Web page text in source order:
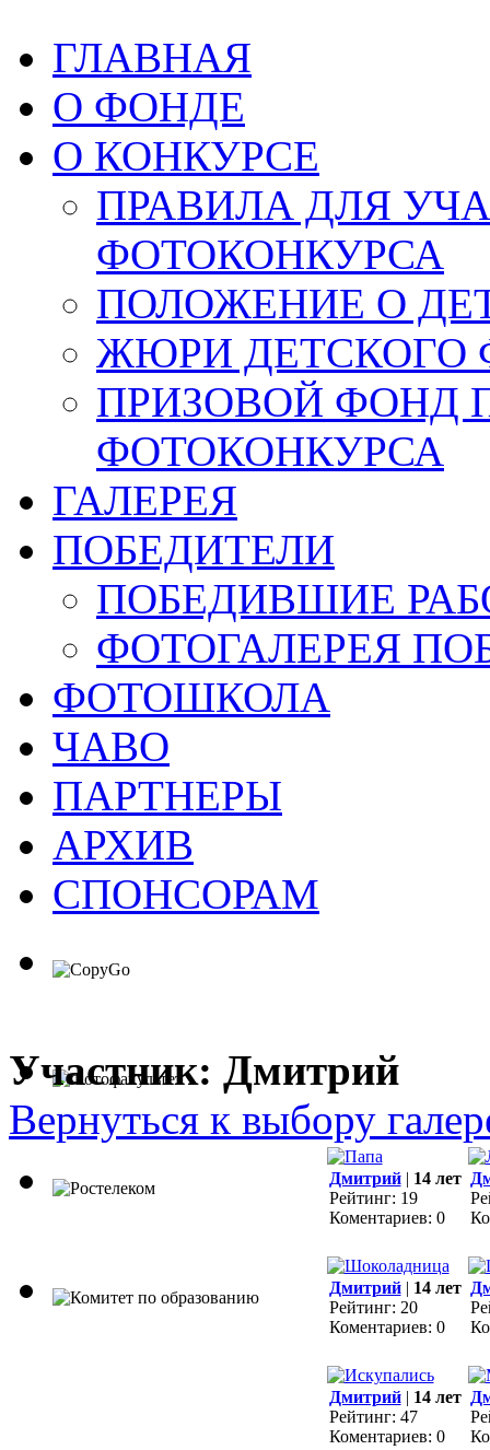
ГЛАВНАЯ
О ФОНДЕ
О КОНКУРСЕ
ПРАВИЛА ДЛЯ
ФОТОКОНКУРСА
ПОЛОЖЕНИЕ О
ЖЮРИ ДЕТСКОГО
ПРИЗОВОЙ ФОНД
ФОТОКОНКУРСА
ГАЛЕРЕЯ
ПОБЕДИТЕЛИ
ПОБЕДИВШИЕ
ФОТОГАЛЕРЕЯ
ФОТОШКОЛА
ЧАВО
ПАРТНЕРЫ
АРХИВ
СПОНСОРАМ
Участник: Дмитрий
Вернуться к выбору
Дмитрий| 14 лет
Рейтинг: 19
Коментариев: 0
Дмитрий| 14 лет
Рейтинг: 20
Коментариев: 0
Дмитрий| 14 лет
Рейтинг: 47
Коментариев: 0